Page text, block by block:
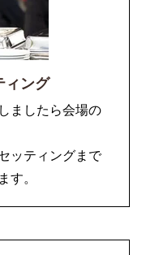
ィング
ましたら会場の
ッティングまで
す。